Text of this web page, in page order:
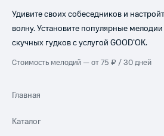
Удивите своих собеседников и
волну. Установите популярные
скучных гудков с услугой GOOD’OK.
Стоимость мелодий — от 75 ₽ / 30 дней
Главная
Каталог